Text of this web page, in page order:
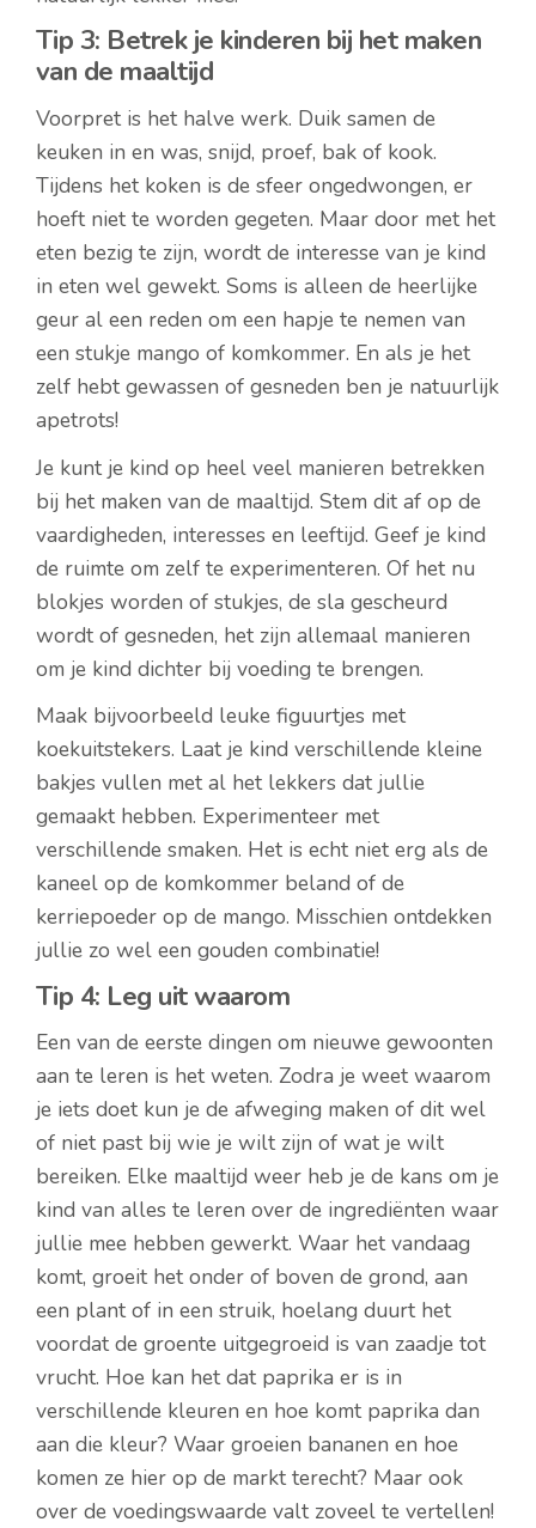
Tip 3: Betrek je kinderen bij het maken
van de maaltijd
Voorpret is het halve werk. Duik samen de
keuken in en was, snijd, proef, bak of kook.
Tijdens het koken is de sfeer ongedwongen, er
hoeft niet te worden gegeten. Maar door met het
eten bezig te zijn, wordt de interesse van je kind
in eten wel gewekt. Soms is alleen de heerlijke
geur al een reden om een hapje te nemen van
een stukje mango of komkommer. En als je het
zelf hebt gewassen of gesneden ben je natuurlijk
apetrots!
Je kunt je kind op heel veel manieren betrekken
bij het maken van de maaltijd. Stem dit af op de
vaardigheden, interesses en leeftijd. Geef je kind
de ruimte om zelf te experimenteren. Of het nu
blokjes worden of stukjes, de sla gescheurd
wordt of gesneden, het zijn allemaal manieren
om je kind dichter bij voeding te brengen.
Maak bijvoorbeeld leuke figuurtjes met
koekuitstekers. Laat je kind verschillende kleine
bakjes vullen met al het lekkers dat jullie
gemaakt hebben. Experimenteer met
verschillende smaken. Het is echt niet erg als de
kaneel op de komkommer beland of de
kerriepoeder op de mango. Misschien ontdekken
jullie zo wel een gouden combinatie!
Tip 4: Leg uit waarom
Een van de eerste dingen om nieuwe gewoonten
aan te leren is het weten. Zodra je weet waarom
je iets doet kun je de afweging maken of dit wel
of niet past bij wie je wilt zijn of wat je wilt
bereiken. Elke maaltijd weer heb je de kans om je
kind van alles te leren over de ingrediënten waar
jullie mee hebben gewerkt. Waar het vandaag
komt, groeit het onder of boven de grond, aan
een plant of in een struik, hoelang duurt het
voordat de groente uitgegroeid is van zaadje tot
vrucht. Hoe kan het dat paprika er is in
verschillende kleuren en hoe komt paprika dan
aan die kleur? Waar groeien bananen en hoe
komen ze hier op de markt terecht? Maar ook
over de voedingswaarde valt zoveel te vertellen!